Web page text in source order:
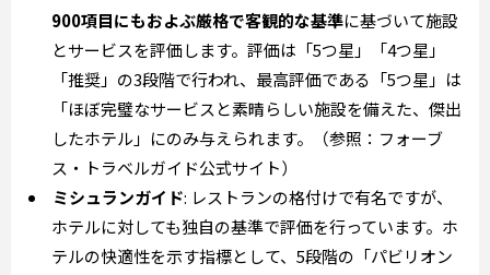
900項目にもおよぶ厳格で客観的な基準に基づいて施設
とサービスを評価します。評価は「5つ星」「4つ星」
「推奨」の3段階で行われ、最高評価である「5つ星」は
「ほぼ完璧なサービスと素晴らしい施設を備えた、傑出
したホテル」にのみ与えられます。（参照：フォーブ
ス・トラベルガイド公式サイト）
ミシュランガイド: レストランの格付けで有名ですが、
ホテルに対しても独自の基準で評価を行っています。ホ
テルの快適性を示す指標として、5段階の「パビリオン